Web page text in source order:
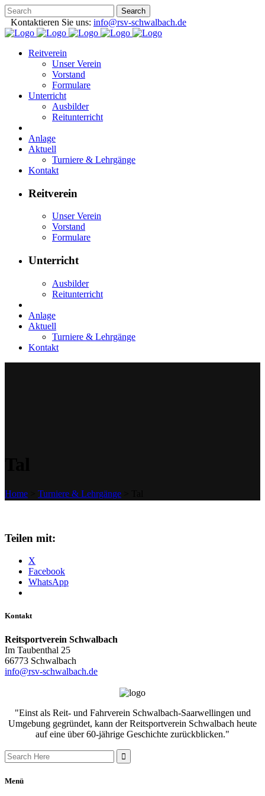
Kontaktieren Sie uns: info@rsv-schwalbach.de
Reitverein
Unser Verein
Vorstand
Formulare
Unterricht
Ausbilder
Reitunterricht
Anlage
Aktuell
Turniere & Lehrgänge
Kontakt
Reitverein
Unser Verein
Vorstand
Formulare
Unterricht
Ausbilder
Reitunterricht
Anlage
Aktuell
Turniere & Lehrgänge
Kontakt
Home Turniere & Lehrgänge
Teilen mit:
X
Facebook
WhatsApp
Kontakt
Reitsportverein Schwalbach
Im Taubenthal 25
66773 Schwalbach
info@rsv-schwalbach.de
"Einst als Reit- und Fahrverein Schwalbach-Saarwellingen und
Umgebung gegründet, kann der Reitsportverein Schwalbach heute
auf eine über 60-jährige Geschichte zurückblicken."
Search
for:
Menü